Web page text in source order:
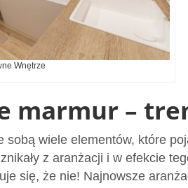
Wnętrze
marmur –
sobą wiele elementów, które
z aranżacji i w efekcie
się, że nie! Najnowsze